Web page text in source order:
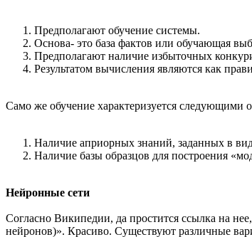
Предполагают обучение системы.
Основа- это база фактов или обучающая
Предполагают наличие избыточных
Результатом вычисления являются как
Само же обучение характеризуется следующими
Наличие априорных знаний, заданных в
Наличие базы образцов для построения
Нейронные сети
Согласно Википедии, да простится ссылка на
нейронов)». Красиво. Существуют различные